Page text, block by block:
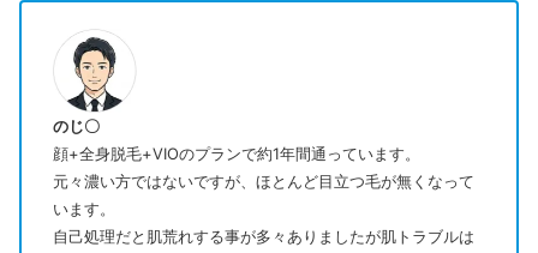
のじ〇
顔+全身脱毛+VIOのプランで約1年間通っています。
元々濃い方ではないですが、ほとんど目立つ毛が無くなって
います。
自己処理だと肌荒れする事が多々ありましたが肌トラブルは